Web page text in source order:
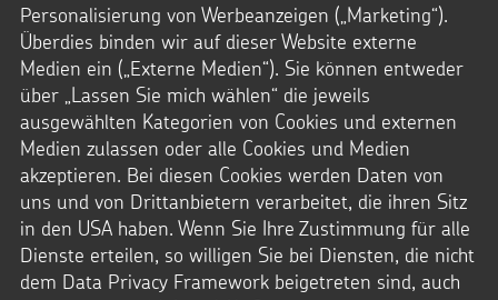
2025_Empfang beim Bundeskanzler
Sternsingerinnen, Sternsinger und deren Begleitung aus
Erfurt: Wie sah es aus im Kanzleramt und wie war der
Empfang beim Bundeskanzler?
Personalisierung von Werbeanzeigen („Marketing“).
Überdies binden wir auf dieser Website externe
Medien ein („Externe Medien“). Sie können entweder
über „Lassen Sie mich wählen“ die jeweils
ausgewählten Kategorien von Cookies und externen
Medien zulassen oder alle Cookies und Medien
akzeptieren. Bei diesen Cookies werden Daten von
uns und von Drittanbietern verarbeitet, die ihren Sitz
in den USA haben. Wenn Sie Ihre Zustimmung für alle
Dienste erteilen, so willigen Sie bei Diensten, die nicht
dem Data Privacy Framework beigetreten sind, auch